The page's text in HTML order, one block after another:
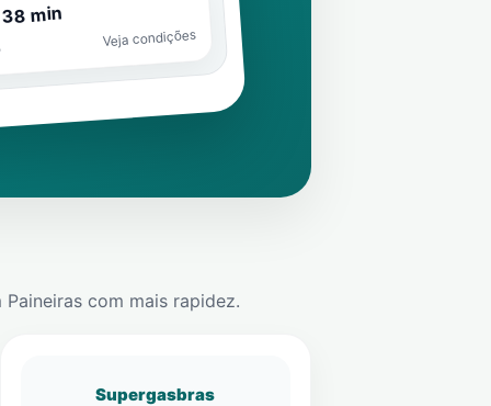
min
Veja condições
Paineiras com mais rapidez.
Supergasbras